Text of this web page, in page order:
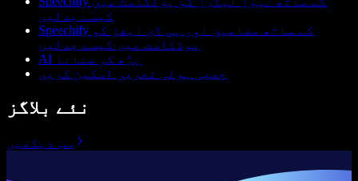
کیسے بدلیں
Speechify کے ساتھ مضامین اور پی ڈی ایفز کو
پوڈکاسٹ میں کیسے بدلیں
AI پڑھ کر سنانا
چھپی ہوئی تحریر اسکین کریں
نئے بلاگز
سب دیکھیں